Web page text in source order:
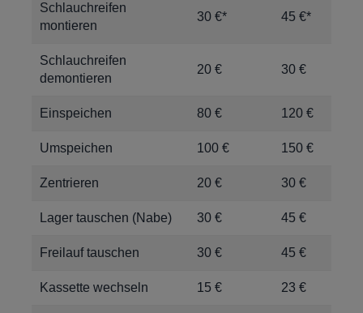
Schlauchreifen
montieren
30 €* 45 €*
Schlauchreifen
demontieren
20 € 30 €
Einspeichen 80 € 120 €
Umspeichen 100 € 150 €
Zentrieren 20 € 30 €
Lager tauschen (Nabe) 30 € 45 €
Freilauf tauschen 30 € 45 €
Kassette wechseln 15 € 23 €